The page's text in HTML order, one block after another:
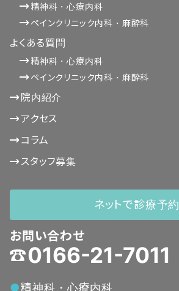
精神科・心療内科
ペインクリニック内科・麻酔科
よくある質問
精神科・心療内科
ペインクリニック内科・麻酔科
院内紹介
アクセス
コラム
スタッフ募集
ネットで診療予約
お問い合わせ
0166-21-7011
精神科・心療内科